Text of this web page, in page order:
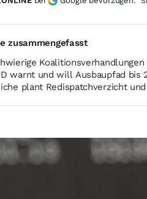
zusammengefasst
warnt und will Ausbaupfad bis
plant Redispatchverzicht